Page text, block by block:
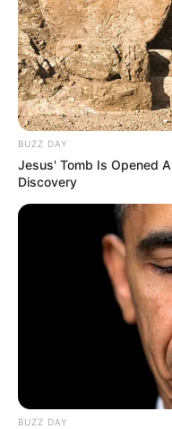
BUZZ DAY
Jesus' Tomb Is Opened
Discovery
BUZZ DAY